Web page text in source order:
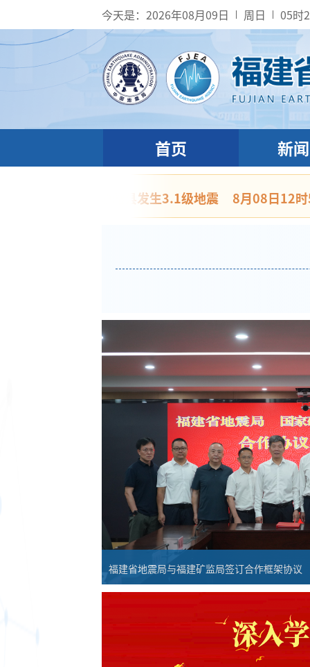
今天是： 2026年08月09日 周日 05时
首页 新
地区沙雅县发生3.1级地震 8月08日12时50分美国
福建省地震局与海洋二所签署合作框架协议